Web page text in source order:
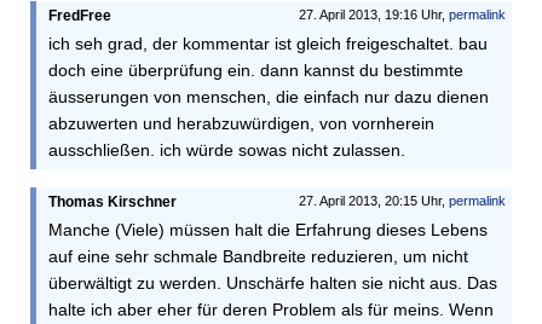
27. April 2013, 19:16 Uhr, permalink
FredFree
ich seh grad, der kommentar ist gleich freigeschaltet. bau
doch eine überprüfung ein. dann kannst du bestimmte
äusserungen von menschen, die einfach nur dazu dienen
abzuwerten und herabzuwürdigen, von vornherein
ausschließen. ich würde sowas nicht zulassen.
27. April 2013, 20:15 Uhr, permalink
Thomas Kirschner
Manche (Viele) müssen halt die Erfahrung dieses Lebens
auf eine sehr schmale Bandbreite reduzieren, um nicht
überwältigt zu werden. Unschärfe halten sie nicht aus. Das
halte ich aber eher für deren Problem als für meins. Wenn